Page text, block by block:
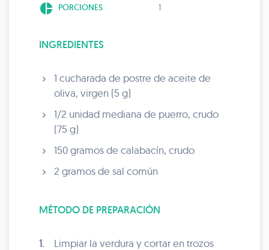
pie_chart PORCIONES 1
INGREDIENTES
1 cucharada de postre de aceite de
oliva, virgen (5 g)
1/2 unidad mediana de puerro, crudo
(75 g)
150 gramos de calabacín, crudo
2 gramos de sal común
MÉTODO DE PREPARACIÓN
1.
Limpiar la verdura y cortar en trozos